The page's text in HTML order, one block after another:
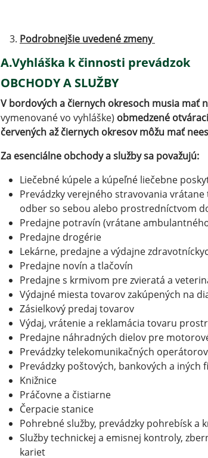
Podrobnejšie uvedené zmeny
A.Vyhláška k činnosti prevádzok
OBCHODY A SLUŽBY
V bordových a čiernych okresoch musia mať
vymenované vo vyhláške) obmedzené
červených až čiernych okresov môžu mať
Za esenciálne obchody a služby sa považujú:
Liečebné kúpele a kúpeľné liečebne
Prevádzky verejného stravovania
odber so sebou alebo prostredníctvom
Predajne potravín (vrátane
Predajne drogérie
Lekárne, predajne a výdajne
Predajne novín a tlačovín
Predajne s krmivom pre zvieratá a
Výdajné miesta tovarov zakúpených na
Zásielkový predaj tovarov
Výdaj, vrátenie a reklamácia tovaru
Predajne náhradných dielov pre
Prevádzky telekomunikačných operátorov
Prevádzky poštových, bankových a
Knižnice
Práčovne a čistiarne
Čerpacie stanice
Pohrebné služby, prevádzky pohrebísk a
Služby technickej a emisnej kontroly,
kariet